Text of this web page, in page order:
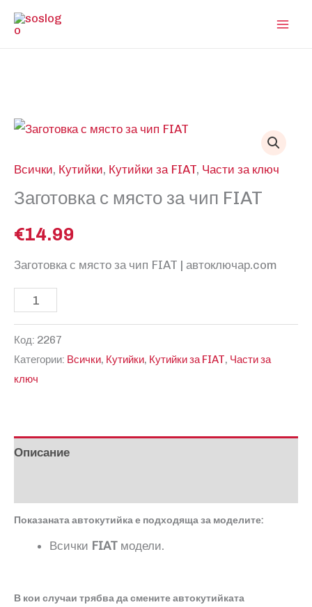
Skip
Всички, Кутийки, Кутийки за FIAT, Части за ключ
Заготовка с място за чип FIAT
€14.99
Заготовка с място за чип FIAT | автоключар.com
количество
Заготовка
с
място
FIAT
Код: 2267
Категории: Всички, Кутийки, Кутийки за FIAT, Части за
ключ
Описание
Показаната автокутийка е подходяща за моделите:
Всички FIAT модели.
В кои случаи трябва да смените автокутийката